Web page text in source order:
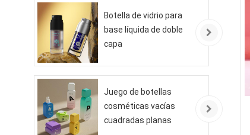
Botella de vidrio para
base líquida de doble
capa
Juego de botellas
cosméticas vacías
cuadradas planas